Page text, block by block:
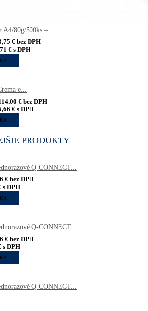
A4/80g/500ks –...
€ bez DPH
€ s DPH
e...
€ bez DPH
€ s DPH
PRODUKTY
Q-CONNECT...
€ bez DPH
s DPH
Q-CONNECT...
€ bez DPH
s DPH
Q-CONNECT...